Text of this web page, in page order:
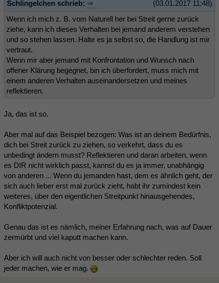
(03.01.2017 11:48)
Schlingelchen schrieb:
Wenn ich mich z. B. vom Naturell her bei Streit gerne zurück
ziehe, kann ich dieses Verhalten bei jemand anderem verstehen
und so stehen lassen. Halte es ja selbst so, die Handlung ist mir
vertraut.
Wenn mir aber jemand mit Konfrontation und Wunsch nach
offener Klärung begegnet, bin ich überfordert, muss mich mit
einem anderen Verhalten auseinandersetzen und meines
reflektieren.
Ja, das ist so.
Aber mal auf das Beispiel bezogen: Was ist an deinem Bedürfnis,
dich bei Streit zurück zu ziehen, so verkehrt, dass du es
unbedingt ändern musst? Reflektieren und daran arbeiten, wenn
es DIR nicht wirklich passt, kannst du es ja immer, unabhängig
von anderen ... Wenn du jemanden hast, dem es ähnlich geht, der
sich auch lieber erst mal zurück zieht, habt ihr zumindest kein
weiteres, über den eigentlichen Streitpunkt hinausgehendes,
Konfliktpotenzial.
Genau das ist es nämlich, meiner Erfahrung nach, was auf Dauer
zermürbt und viel kaputt machen kann.
Aber ich will auch nicht von besser oder schlechter reden. Soll
jeder machen, wie er mag.